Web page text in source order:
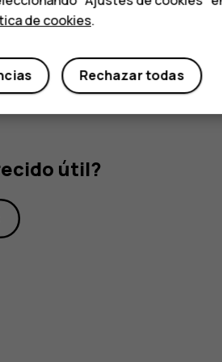
de seguridad a Google Drive
útil?
de cookies.
Rechazar todas